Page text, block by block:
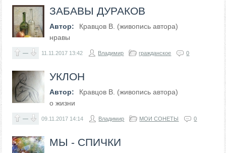
ЗАБАВЫ ДУРАКОВ
Автор:
Кравцов В. (живопись автора)
нравы
— 11.11.2017 13:42 Владимир гражданское 0
УКЛОН
Автор:
Кравцов В. (живопись автора)
о жизни
— 09.11.2017 14:14 Владимир МОИ СОНЕТЫ 0
МЫ - СПИЧКИ